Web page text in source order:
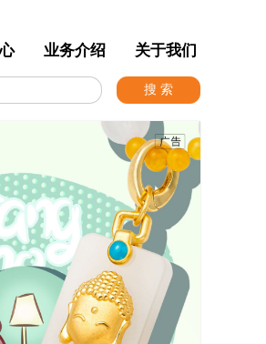
业务介绍 关于我们
搜 索